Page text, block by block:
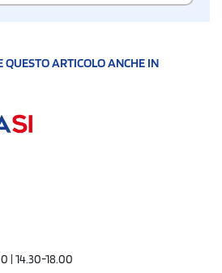
QUESTO ARTICOLO ANCHE IN
| 14.30-18.00